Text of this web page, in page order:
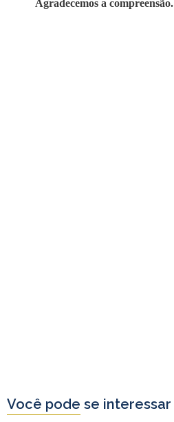
Agradecemos a compreensão.
Você pode se interessar